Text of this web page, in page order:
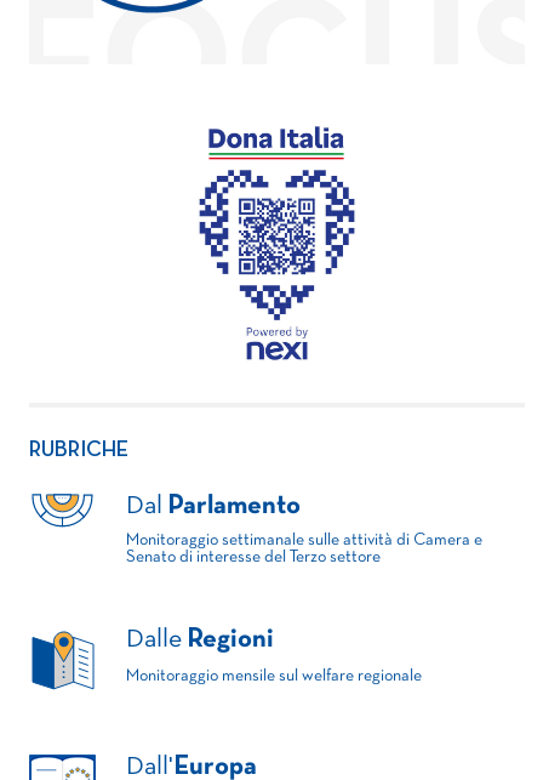
RUBRICHE
Dal Parlamento
Monitoraggio settimanale sulle attività di Camera e
Senato di interesse del Terzo settore
Dalle Regioni
Monitoraggio mensile sul welfare regionale
Dall' Europa